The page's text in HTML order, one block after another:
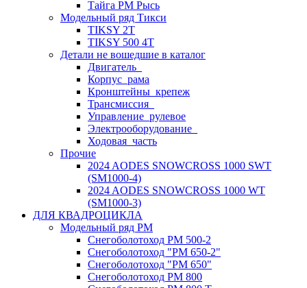
Тайга РМ Рысь
Модельный ряд Тикси
TIKSY 2T
TIKSY 500 4T
Детали не вошедшие в каталог
Двигатель_
Корпус_рама
Кронштейны_крепеж
Трансмиссия_
Управление_рулевое
Электрооборудование_
Ходовая_часть
Прочие
2024 AODES SNOWCROSS 1000 SWT
(SM1000-4)
2024 AODES SNOWCROSS 1000 WT
(SM1000-3)
ДЛЯ КВАДРОЦИКЛА
Модельный ряд РМ
Снегоболотоход РМ 500-2
Снегоболотоход "РМ 650-2"
Снегоболотоход "РМ 650"
Снегоболотоход РМ 800